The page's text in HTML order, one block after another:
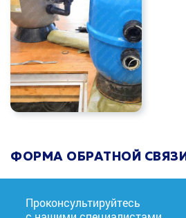
ФОРМА ОБРАТНОЙ СВЯЗИ
Проконсультируйтесь